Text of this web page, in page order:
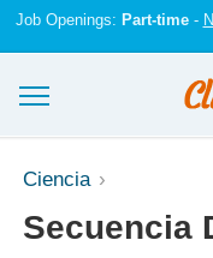
Job Openings: Part-time-
Ensayos y trabajos
Registrarse
Ciencia
Secuencia